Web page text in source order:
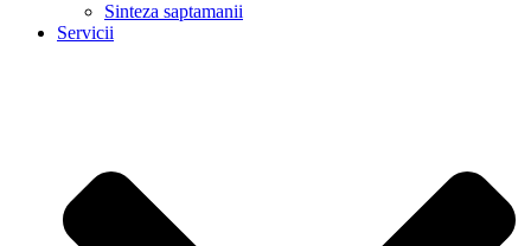
Sinteza saptamanii
Servicii